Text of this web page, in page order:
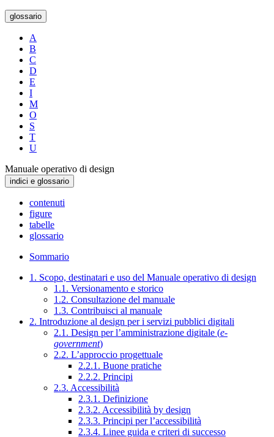
glossario
A
B
C
D
E
I
M
O
S
T
U
Manuale operativo di design
indici e glossario
contenuti
figure
tabelle
glossario
Sommario
1. Scopo, destinatari e uso del Manuale operativo di design
1.1. Versionamento e storico
1.2. Consultazione del manuale
1.3. Contribuisci al manuale
2. Introduzione al design per i servizi pubblici digitali
2.1. Design per l’amministrazione digitale (e-
government)
2.2. L’approccio progettuale
2.2.1. Buone pratiche
2.2.2. Principi
2.3. Accessibilità
2.3.1. Definizione
2.3.2. Accessibilità by design
2.3.3. Principi per l’accessibilità
2.3.4. Linee guida e criteri di successo